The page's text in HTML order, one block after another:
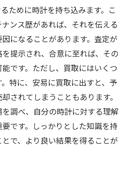
ために時計を持ち込みます。こ
ンス歴があれば、それを伝える
になることがあります。査定が
提示され、合意に至れば、その
です。ただし、買取にはいくつ
特に、安易に買取に出すと、予
されてしまうこともあります。
調べ、自分の時計に対する理解
です。しっかりとした知識を持
で、より良い結果を得ることが